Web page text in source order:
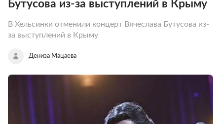
Бутусова из-за выступлений в Крыму
В Хельсинки отменили концерт Вячеслава Бутусова из-
за выступлений в Крыму
Дениза Мацаева